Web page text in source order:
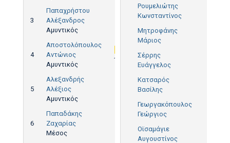
3
Παπαχρήστου
Αλέξανδρος
Αμυντικός
4
Αποστολόπουλος
Αντώνιος
Αμυντικός
18'
5
Αλεξανδρής
Αλέξιος
Αμυντικός
6
Παπαδάκης
Ζαχαρίας
Μέσος
Ρουμελιώτης
Κωνσταντίνος
Μητροφάνης
Μάριος
Σέρρης
Ευάγγελος
Kατσαρός
Βασίλης
Γεωργακόπουλος
Γεώργιος
Οϊσαμάγιε
Αυγουστίνος